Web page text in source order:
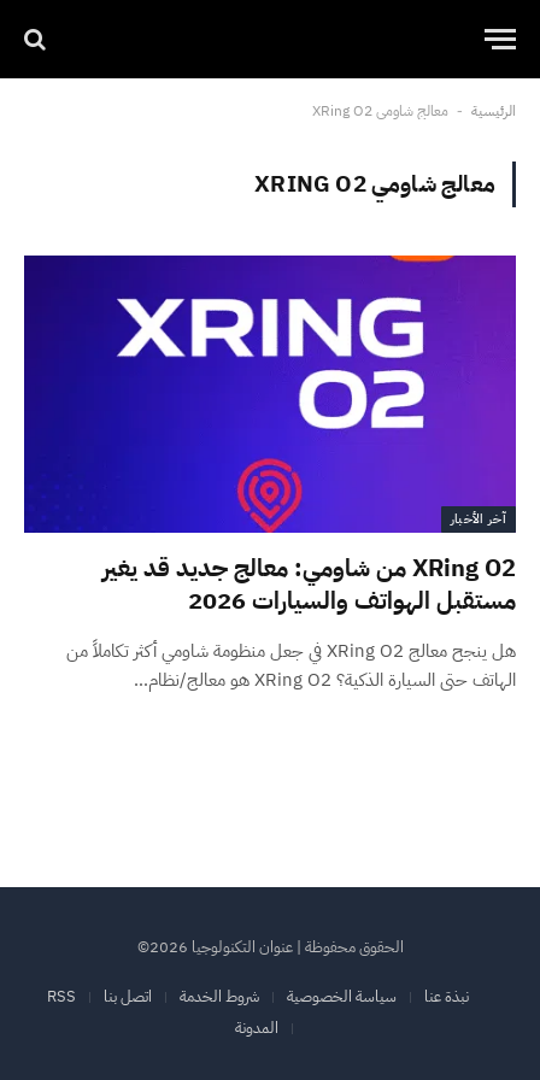
الرئيسية - معالج شاومي XRing O2
معالج شاومي XRING O2
آخر الأخبار
XRing O2 من شاومي: معالج جديد قد يغير
مستقبل الهواتف والسيارات 2026
هل ينجح معالج XRing O2 في جعل منظومة شاومي أكثر تكاملاً من
الهاتف حتى السيارة الذكية؟ XRing O2 هو معالج/نظام…
الحقوق محفوظة | عنوان التكنولوجيا 2026©
نبذة عنا سياسة الخصوصية شروط الخدمة اتصل بنا
RSS
المدونة